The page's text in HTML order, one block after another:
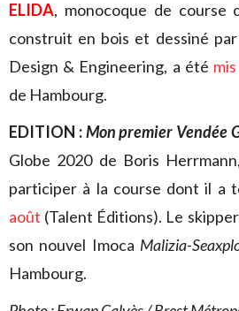
ELIDA, monocoque de course
construit en bois et dessiné
Design & Engineering, a été
de Hambourg.
EDITION :Mon premier Vendée
Globe 2020 de Boris
participer à la course dont il a
août (Talent Éditions). Le
son nouvel Imoca Malizia-
Hambourg.